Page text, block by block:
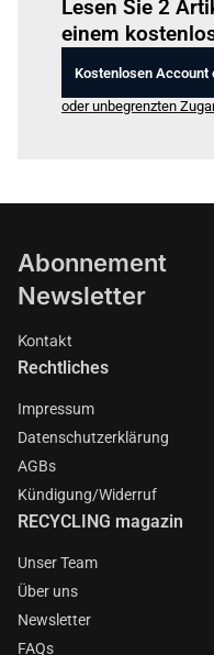
Lesen Sie 2
einem
Kostenlosen Account
oder unbegrenzten
Abonnement
Newsletter
Kontakt
Rechtliches
Impressum
Datenschutzerklärung
AGBs
Kündigung/Widerruf
RECYCLING magazin
Unser Team
Über uns
Newsletter
FAQs